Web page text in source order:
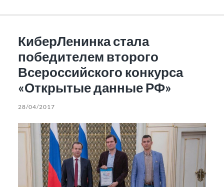
КиберЛенинка стала
победителем второго
Всероссийского конкурса
«Открытые данные РФ»
28/04/2017